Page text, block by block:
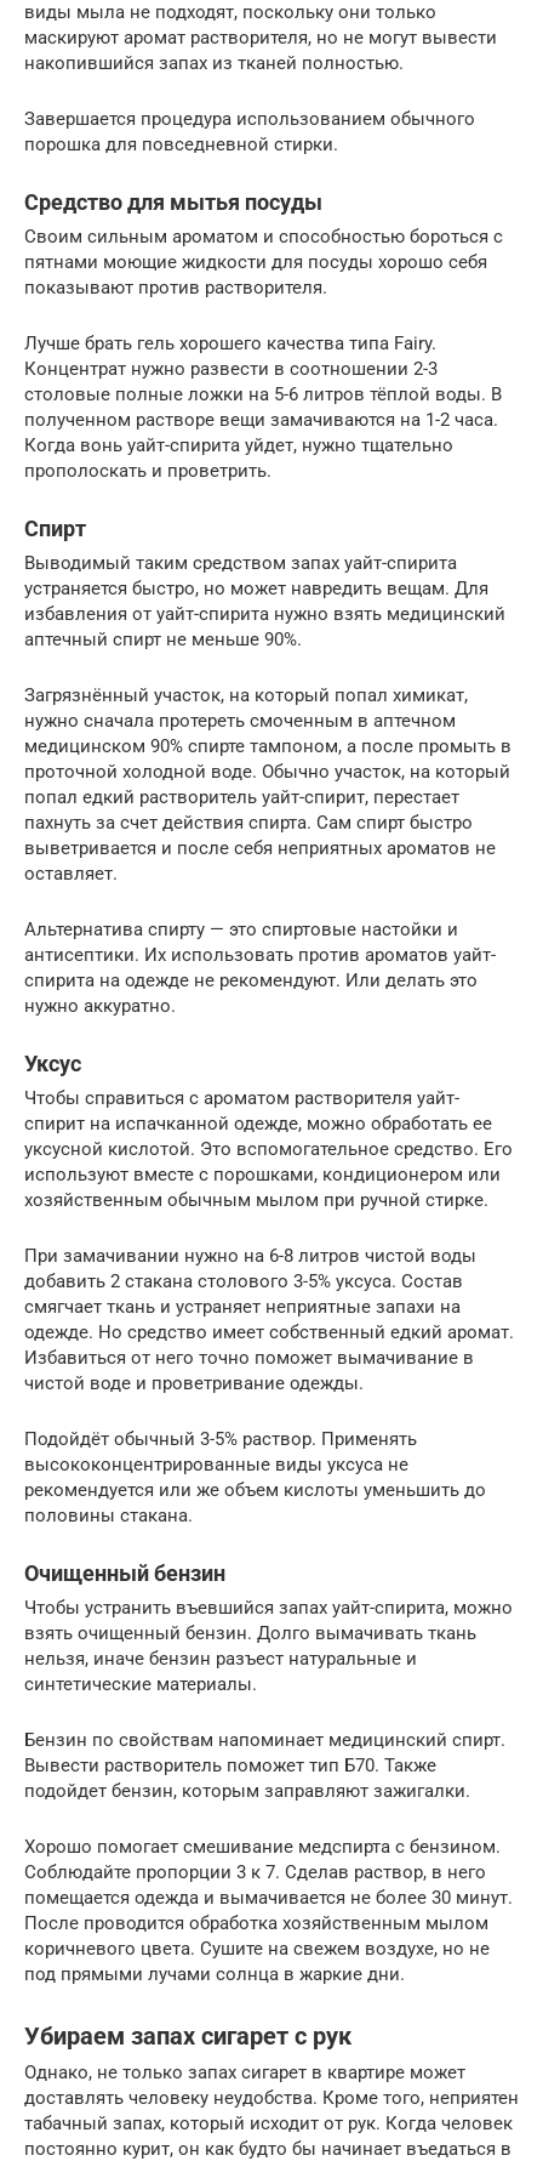
виды мыла не подходят, поскольку они только
маскируют аромат растворителя, но не могут вывести
накопившийся запах из тканей полностью.
Завершается процедура использованием обычного
порошка для повседневной стирки.
Средство для мытья посуды
Своим сильным ароматом и способностью бороться с
пятнами моющие жидкости для посуды хорошо себя
показывают против растворителя.
Лучше брать гель хорошего качества типа Fairy.
Концентрат нужно развести в соотношении 2-3
столовые полные ложки на 5-6 литров тёплой воды. В
полученном растворе вещи замачиваются на 1-2 часа.
Когда вонь уайт-спирита уйдет, нужно тщательно
прополоскать и проветрить.
Спирт
Выводимый таким средством запах уайт-спирита
устраняется быстро, но может навредить вещам. Для
избавления от уайт-спирита нужно взять медицинский
аптечный спирт не меньше 90%.
Загрязнённый участок, на который попал химикат,
нужно сначала протереть смоченным в аптечном
медицинском 90% спирте тампоном, а после промыть в
проточной холодной воде. Обычно участок, на который
попал едкий растворитель уайт-спирит, перестает
пахнуть за счет действия спирта. Сам спирт быстро
выветривается и после себя неприятных ароматов не
оставляет.
Альтернатива спирту — это спиртовые настойки и
антисептики. Их использовать против ароматов уайт-
спирита на одежде не рекомендуют. Или делать это
нужно аккуратно.
Уксус
Чтобы справиться с ароматом растворителя уайт-
спирит на испачканной одежде, можно обработать ее
уксусной кислотой. Это вспомогательное средство. Его
используют вместе с порошками, кондиционером или
хозяйственным обычным мылом при ручной стирке.
При замачивании нужно на 6-8 литров чистой воды
добавить 2 стакана столового 3-5% уксуса. Состав
смягчает ткань и устраняет неприятные запахи на
одежде. Но средство имеет собственный едкий аромат.
Избавиться от него точно поможет вымачивание в
чистой воде и проветривание одежды.
Подойдёт обычный 3-5% раствор. Применять
высококонцентрированные виды уксуса не
рекомендуется или же объем кислоты уменьшить до
половины стакана.
Очищенный бензин
Чтобы устранить въевшийся запах уайт-спирита, можно
взять очищенный бензин. Долго вымачивать ткань
нельзя, иначе бензин разъест натуральные и
синтетические материалы.
Бензин по свойствам напоминает медицинский спирт.
Вывести растворитель поможет тип Б70. Также
подойдет бензин, которым заправляют зажигалки.
Хорошо помогает смешивание медспирта с бензином.
Соблюдайте пропорции 3 к 7. Сделав раствор, в него
помещается одежда и вымачивается не более 30 минут.
После проводится обработка хозяйственным мылом
коричневого цвета. Сушите на свежем воздухе, но не
под прямыми лучами солнца в жаркие дни.
Убираем запах сигарет с рук
Однако, не только запах сигарет в квартире может
доставлять человеку неудобства. Кроме того, неприятен
табачный запах, который исходит от рук. Когда человек
постоянно курит, он как будто бы начинает въедаться в